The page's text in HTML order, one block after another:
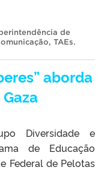
de
, TAEs.
aborda
Diversidade e
de Educação
Federal de Pelotas